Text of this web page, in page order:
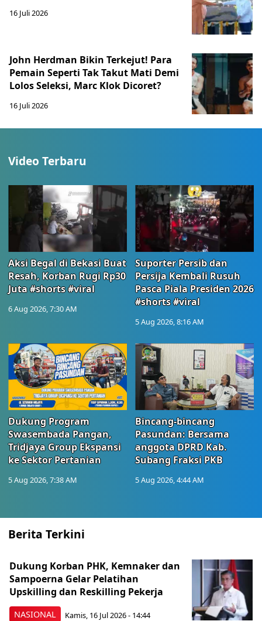
16 Juli 2026
John Herdman Bikin Terkejut! Para
Pemain Seperti Tak Takut Mati Demi
Lolos Seleksi, Marc Klok Dicoret?
16 Juli 2026
Video Terbaru
Aksi Begal di Bekasi Buat
Resah, Korban Rugi Rp30
Juta #shorts #viral
6 Aug 2026, 7:30 AM
Suporter Persib dan
Persija Kembali Rusuh
Pasca Piala Presiden 2026
#shorts #viral
5 Aug 2026, 8:16 AM
Dukung Program
Swasembada Pangan,
Tridjaya Group Ekspansi
ke Sektor Pertanian
5 Aug 2026, 7:38 AM
Bincang-bincang
Pasundan: Bersama
anggota DPRD Kab.
Subang Fraksi PKB
5 Aug 2026, 4:44 AM
Berita Terkini
NASIONAL
Dukung Korban PHK, Kemnaker dan
Sampoerna Gelar Pelatihan
Upskilling dan Reskilling Pekerja
Kamis, 16 Jul 2026 - 14:44